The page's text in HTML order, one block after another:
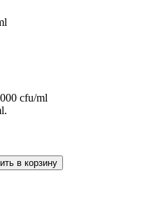
cfu/ml